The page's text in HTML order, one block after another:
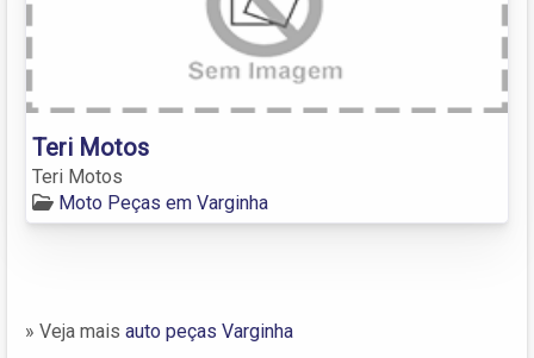
Teri Motos
Teri Motos
Moto Peças em Varginha
» Veja mais auto peças Varginha